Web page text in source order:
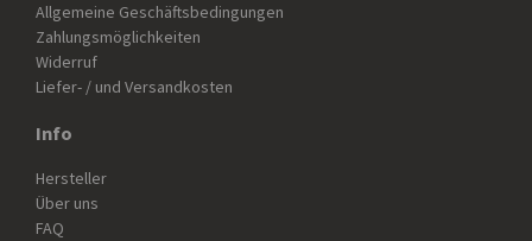
Allgemeine Geschäftsbedingungen
Zahlungsmöglichkeiten
Widerruf
Liefer- / und Versandkosten
Info
Hersteller
Über uns
FAQ